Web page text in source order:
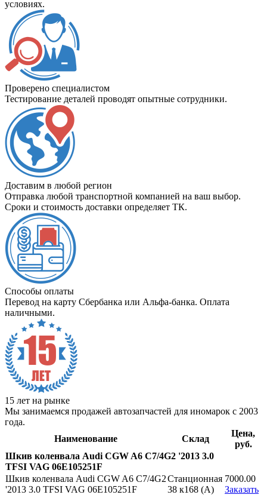
условиях.
Проверено специалистом
Тестирование деталей проводят опытные сотрудники.
Доставим в любой регион
Отправка любой транспортной компанией на ваш выбор.
Сроки и стоимость доставки определяет ТК.
Способы оплаты
Перевод на карту Сбербанка или Альфа-банка. Оплата
наличными.
15 лет на рынке
Мы занимаемся продажей автозапчастей для иномарок с 2003
года.
Наименование
Склад
Цена,
руб.
Шкив коленвала Audi CGW A6 C7/4G2 '2013 3.0
TFSI VAG 06E105251F
Шкив коленвала Audi CGW A6 C7/4G2
'2013 3.0 TFSI VAG 06E105251F
Станционная
38 к168 (A)
7000.00
Заказать